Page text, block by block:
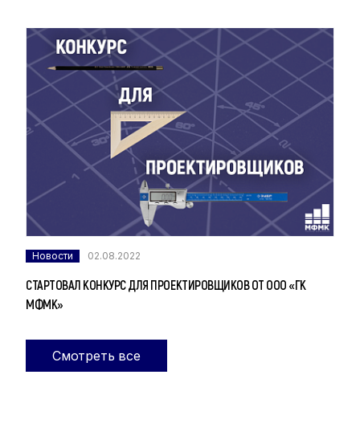
Новости 02.08.2022
СТАРТОВАЛ КОНКУРС ДЛЯ ПРОЕКТИРОВЩИКОВ ОТ ООО «ГК
МФМК»
Смотреть все